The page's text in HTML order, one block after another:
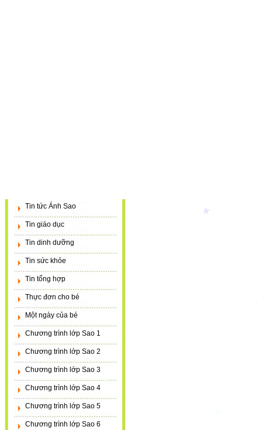
Tin tức Ánh Sao
Tin giáo dục
Tin dinh dưỡng
Tin sức khỏe
Tin tổng hợp
Thực đơn cho bé
Một ngày của bé
Chương trình lớp Sao 1
Chương trình lớp Sao 2
Chương trình lớp Sao 3
Chương trình lớp Sao 4
Chương trình lớp Sao 5
Chương trình lớp Sao 6